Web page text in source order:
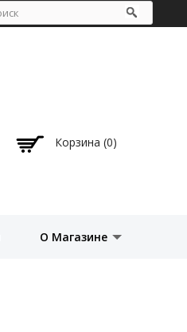
Корзина (0)
О Магазине